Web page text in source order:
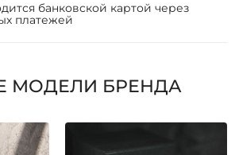
банковской картой через
платежей
МОДЕЛИ БРЕНДА